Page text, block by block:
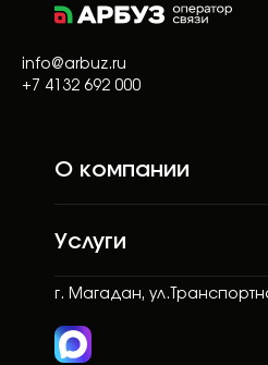
О компании
Услуги
г. Магадан,
info@arbuz.ru
+7 4132 692 000